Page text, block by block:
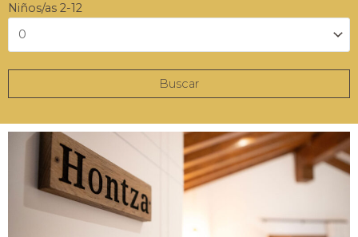
Niños/as 2-12